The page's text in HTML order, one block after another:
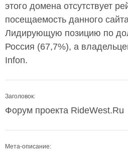
этого домена отсутствует
посещаемость данного
Лидирующую позицию по
Россия (67,7%), а
Infon.
Заголовок:
Форум проекта RideWest.Ru
Мета-описание: